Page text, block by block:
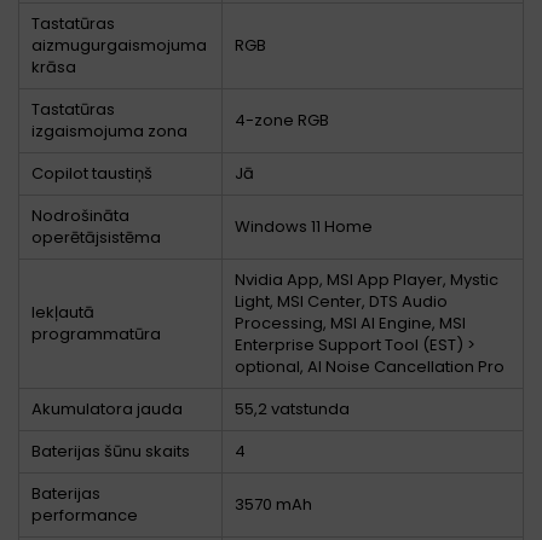
Tastatūras
aizmugurgaismojuma
krāsa
RGB
Tastatūras
izgaismojuma zona
4-zone RGB
Copilot taustiņš
Jā
Nodrošināta
operētājsistēma
Windows 11 Home
Iekļautā
programmatūra
Nvidia App, MSI App Player, Mystic
Light, MSI Center, DTS Audio
Processing, MSI AI Engine, MSI
Enterprise Support Tool (EST) >
optional, AI Noise Cancellation Pro
Akumulatora jauda
55,2 vatstunda
Baterijas šūnu skaits
4
Baterijas
performance
3570 mAh